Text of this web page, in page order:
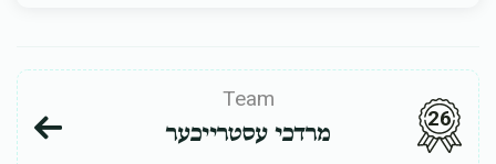
Team
מרדכי עסטרייכער 26